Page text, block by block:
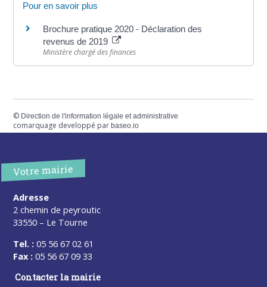
Pour en savoir plus
Brochure pratique 2020 - Déclaration des
revenus de 2019
Ministère chargé des finances
© Direction de l'information légale et administrative
comarquage developpé parbaseo.io
Votre mairie
Adresse
2 chemin de peyroutic
33550 – Le Tourne
Tel. : 05 56 67 02 61
Fax : 05 56 67 09 33
Contacter la mairie